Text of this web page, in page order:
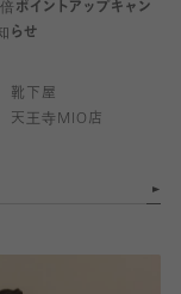
ポイントアップキャン
らせ
靴下屋
天王寺MIO店